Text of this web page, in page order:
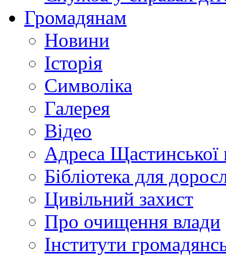
Громадянам
Новини
Історія
Символіка
Галерея
Відео
Адреса Щастинської
Бібліотека для
Цивільний захист
Про очищення влади
Інститути